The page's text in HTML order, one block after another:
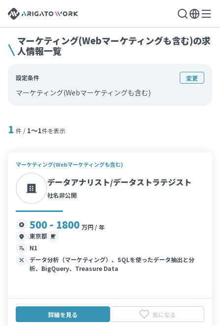
マーケティング(Webマーケティングも含む)の求
人情報一覧
設定条件 変更
マーケティング(Webマーケティングも含む)
1 件 / 1〜1件を表示
マーケティング(Webマーケティングも含む)
データアナリスト/データストラテジスト
社名非公開
500 - 1800 万円 / 年
東京都
N1
データ分析（マーケティング）、SQLを使ったデータ抽出と分
析、BigQuery、Treasure Data
詳細を見る 気になる